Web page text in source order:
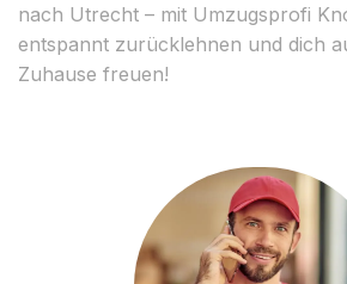
nach Utrecht – mit Umzugsprofi
entspannt zurücklehnen und dich
Zuhause freuen!